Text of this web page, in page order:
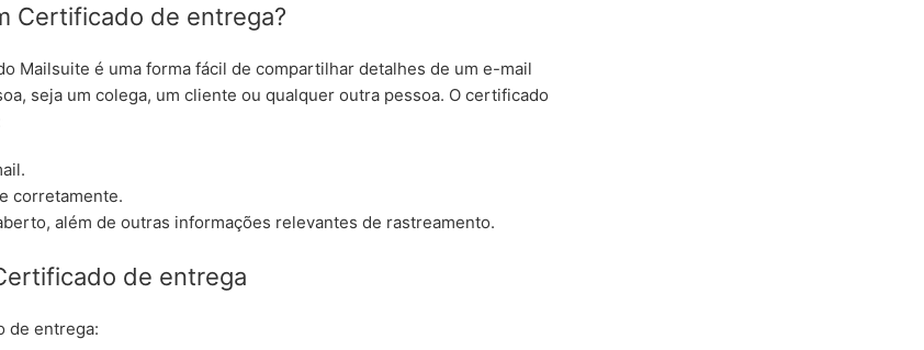
Certificado de entrega?
Mailsuite é uma forma fácil de compartilhar detalhes de um e-mail
seja um colega, um cliente ou qualquer outra pessoa. O certificado
corretamente.
além de outras informações relevantes de rastreamento.
de entrega
de entrega: